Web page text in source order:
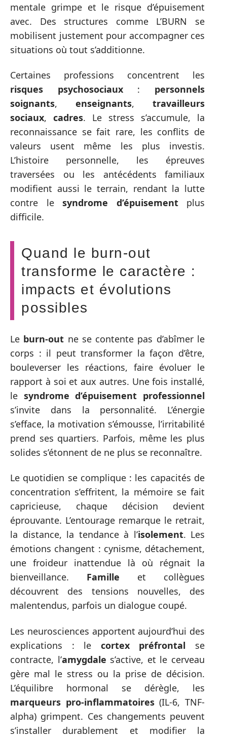
mentale grimpe et le risque d’épuisement
avec. Des structures comme L’BURN se
mobilisent justement pour accompagner ces
situations où tout s’additionne.
Certaines professions concentrent les
risques psychosociaux: personnels
soignants, enseignants, travailleurs
sociaux, cadres. Le stress s’accumule, la
reconnaissance se fait rare, les conflits de
valeurs usent même les plus investis.
L’histoire personnelle, les épreuves
traversées ou les antécédents familiaux
modifient aussi le terrain, rendant la lutte
contre le syndrome d’épuisementplus
difficile.
Quand le burn-out
transforme le caractère :
impacts et évolutions
possibles
Le burn-out ne se contente pas d’abîmer le
corps : il peut transformer la façon d’être,
bouleverser les réactions, faire évoluer le
rapport à soi et aux autres. Une fois installé,
le syndrome d’épuisement professionnel
s’invite dans la personnalité. L’énergie
s’efface, la motivation s’émousse, l’irritabilité
prend ses quartiers. Parfois, même les plus
solides s’étonnent de ne plus se reconnaître.
Le quotidien se complique : les capacités de
concentration s’effritent, la mémoire se fait
capricieuse, chaque décision devient
éprouvante. L’entourage remarque le retrait,
la distance, la tendance à l’isolement. Les
émotions changent : cynisme, détachement,
une froideur inattendue là où régnait la
bienveillance. Famille et collègues
découvrent des tensions nouvelles, des
malentendus, parfois un dialogue coupé.
Les neurosciences apportent aujourd’hui des
explications : le cortex préfrontal se
contracte, l’amygdale s’active, et le cerveau
gère mal le stress ou la prise de décision.
L’équilibre hormonal se dérègle, les
marqueurs pro-inflammatoires(IL-6, TNF-
alpha) grimpent. Ces changements peuvent
s’installer durablement et modifier la